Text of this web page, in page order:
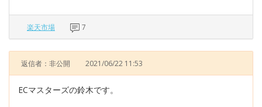
楽天市場 7
返信者：非公開 2021/06/22 11:53
ECマスターズの鈴木です。